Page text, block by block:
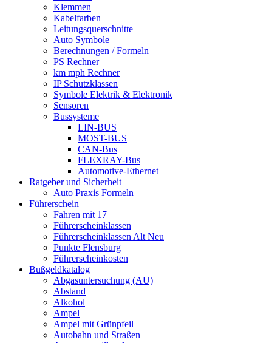
Klemmen
Kabelfarben
Leitungsquerschnitte
Auto Symbole
Berechnungen / Formeln
PS Rechner
km mph Rechner
IP Schutzklassen
Symbole Elektrik & Elektronik
Sensoren
Bussysteme
LIN-BUS
MOST-BUS
CAN-Bus
FLEXRAY-Bus
Automotive-Ethernet
Ratgeber und Sicherheit
Auto Praxis Formeln
Führerschein
Fahren mit 17
Führerscheinklassen
Führerscheinklassen Alt Neu
Punkte Flensburg
Führerscheinkosten
Bußgeldkatalog
Abgasuntersuchung (AU)
Abstand
Alkohol
Ampel
Ampel mit Grünpfeil
Autobahn und Straßen